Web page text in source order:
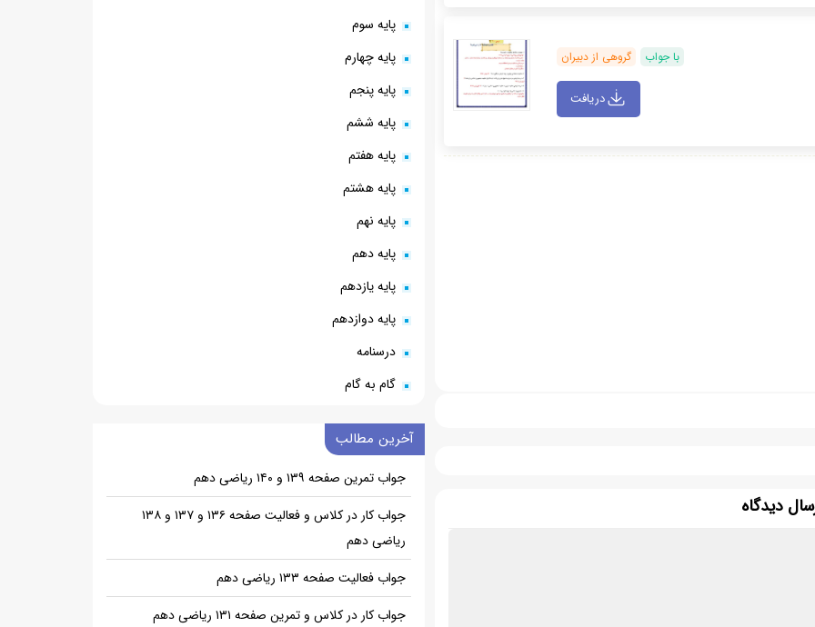
با جواب گروهی از دبیران
دریافت
دیدگاه
پایه سوم
پایه چهارم
پایه پنجم
پایه ششم
پایه هفتم
پایه هشتم
پایه نهم
پایه دهم
پایه یازدهم
پایه دوازدهم
درسنامه
گام به گام
آخرین مطالب
جواب تمرین صفحه ۱۳۹ و ۱۴۰ ریاضی دهم
جواب کار در کلاس و فعالیت صفحه ۱۳۶ و ۱۳۷ و ۱۳۸
ریاضی دهم
جواب فعالیت صفحه ۱۳۳ ریاضی دهم
جواب کار در کلاس و تمرین صفحه ۱۳۱ ریاضی دهم